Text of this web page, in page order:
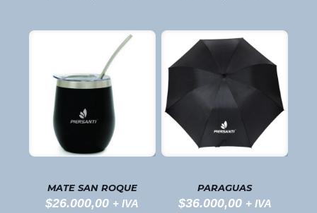
MATE SAN ROQUE
$26.000,00 + IVA
PARAGUAS
$36.000,00 + IVA